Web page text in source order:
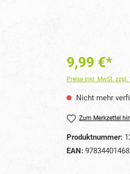
9,99 €*
Preise inkl. MwSt.
Nicht mehr
Zum Merkzettel
Produktnummer:
EAN: